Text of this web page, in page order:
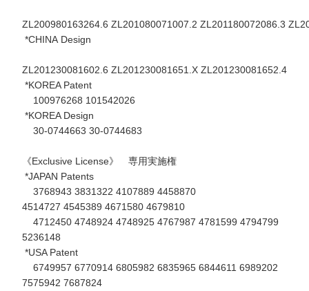
ZL200980163264.6 ZL201080071007.2 ZL201180072086.3
*CHINA Design
ZL201230081602.6 ZL201230081651.X ZL201230081652.4
*KOREA Patent
100976268 101542026
*KOREA Design
30-0744663 30-0744683
《Exclusive License》 専用実施権
*JAPAN Patents
3768943 3831322 4107889 4458870
4514727 4545389 4671580 4679810
4712450 4748924 4748925 4767987 4781599 4794799
5236148
*USA Patent
6749957 6770914 6805982 6835965 6844611 6989202
7575942 7687824